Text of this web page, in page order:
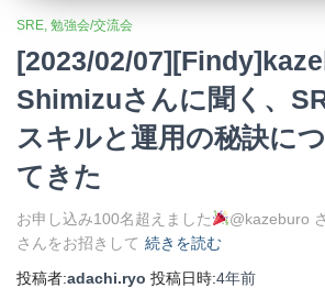
SRE 勉強会/交流会
[2023/02/
Shimizuさんに聞く、
スキルと運用の秘訣に
てきた
お申し込み100名超えました
@kazeburo
さんをお招きして 続きを読む
投稿者:adachi.ryo 投稿日時:4年前